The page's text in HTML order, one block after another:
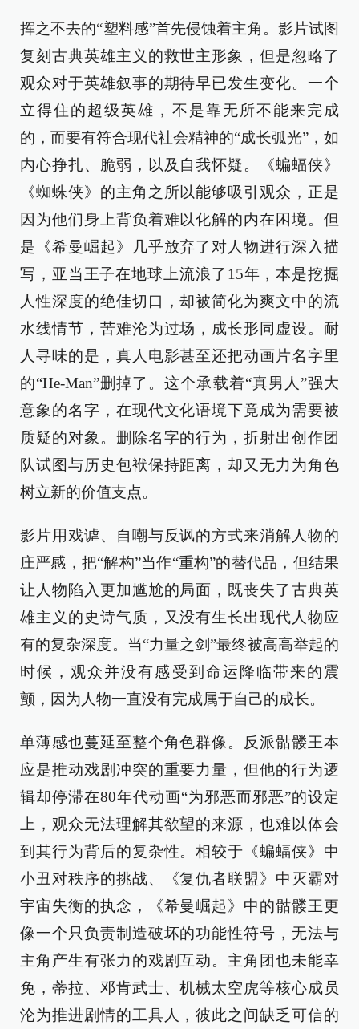
挥之不去的“塑料感”首先侵蚀着主角。影片试图
复刻古典英雄主义的救世主形象，但是忽略了
观众对于英雄叙事的期待早已发生变化。一个
立得住的超级英雄，不是靠无所不能来完成
的，而要有符合现代社会精神的“成长弧光”，如
内心挣扎、脆弱，以及自我怀疑。《蝙蝠侠》
《蜘蛛侠》的主角之所以能够吸引观众，正是
因为他们身上背负着难以化解的内在困境。但
是《希曼崛起》几乎放弃了对人物进行深入描
写，亚当王子在地球上流浪了15年，本是挖掘
人性深度的绝佳切口，却被简化为爽文中的流
水线情节，苦难沦为过场，成长形同虚设。耐
人寻味的是，真人电影甚至还把动画片名字里
的“He-Man”删掉了。这个承载着“真男人”强大
意象的名字，在现代文化语境下竟成为需要被
质疑的对象。删除名字的行为，折射出创作团
队试图与历史包袱保持距离，却又无力为角色
树立新的价值支点。
影片用戏谑、自嘲与反讽的方式来消解人物的
庄严感，把“解构”当作“重构”的替代品，但结果
让人物陷入更加尴尬的局面，既丧失了古典英
雄主义的史诗气质，又没有生长出现代人物应
有的复杂深度。当“力量之剑”最终被高高举起的
时候，观众并没有感受到命运降临带来的震
颤，因为人物一直没有完成属于自己的成长。
单薄感也蔓延至整个角色群像。反派骷髅王本
应是推动戏剧冲突的重要力量，但他的行为逻
辑却停滞在80年代动画“为邪恶而邪恶”的设定
上，观众无法理解其欲望的来源，也难以体会
到其行为背后的复杂性。相较于《蝙蝠侠》中
小丑对秩序的挑战、《复仇者联盟》中灭霸对
宇宙失衡的执念，《希曼崛起》中的骷髅王更
像一个只负责制造破坏的功能性符号，无法与
主角产生有张力的戏剧互动。主角团也未能幸
免，蒂拉、邓肯武士、机械太空虎等核心成员
沦为推进剧情的工具人，彼此之间缺乏可信的